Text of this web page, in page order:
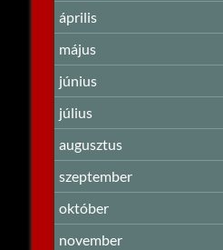
április
május
június
július
augusztus
szeptember
október
november